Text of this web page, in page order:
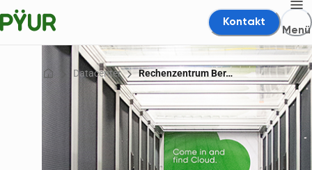
Kontakt
Menü
Datacenter Rechenzentrum Ber…